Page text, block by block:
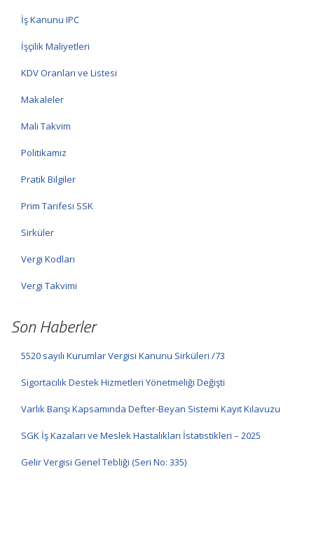
İş Kanunu IPC
İşçilik Maliyetleri
KDV Oranları ve Listesi
Makaleler
Mali Takvim
Politikamız
Pratik Bilgiler
Prim Tarifesi SSK
Sirküler
Vergi Kodları
Vergi Takvimi
Son Haberler
5520 sayılı Kurumlar Vergisi Kanunu Sirküleri /73
Sigortacılık Destek Hizmetleri Yönetmeliği Değişti
Varlık Barışı Kapsamında Defter-Beyan Sistemi Kayıt Kılavuzu
SGK İş Kazaları ve Meslek Hastalıkları İstatistikleri – 2025
Gelir Vergisi Genel Tebliği (Seri No: 335)